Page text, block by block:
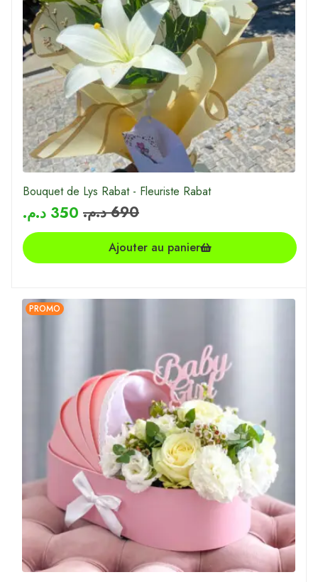
Bouquet de Lys Rabat - Fleuriste Rabat
690 د.م. 350 د.م.
Ajouter au panier
PROMO